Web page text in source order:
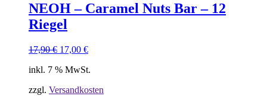
NEOH – Caramel Nuts Bar – 12
Riegel
17,90€ Ursprünglicher
war:
17,00 €Aktueller
ist:
inkl. 7 % MwSt.
zzgl. Versandkosten